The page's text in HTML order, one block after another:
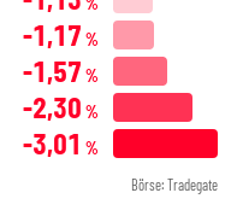
-1,17 %
-1,57 %
-2,30 %
-3,01 %
Börse: Tradegate